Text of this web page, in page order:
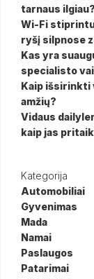
tarnaus ilgiau?
Wi-Fi
ryšį silpnose
Kas yra
specialisto
Kaip išsirinkti
amžių?
Vidaus
kaip jas
Kategorija
Automobiliai
Gyvenimas
Mada
Namai
Paslaugos
Patarimai